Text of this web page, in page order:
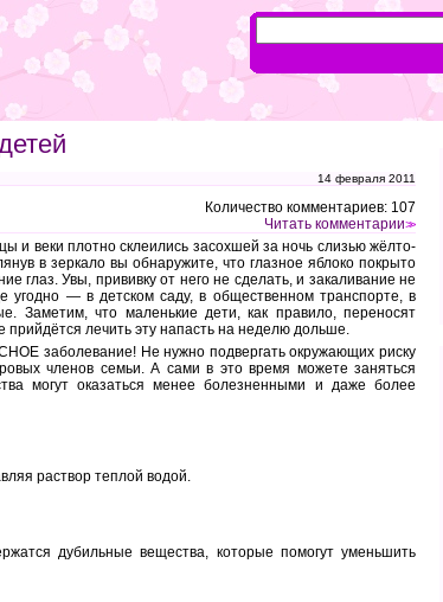
14 февраля 2011
Количество комментариев: 107
Читать комментарии>>
и веки плотно склеились засохшей за ночь слизью жёлто-
в зеркало вы обнаружите, что глазное яблоко покрыто
глаз. Увы, прививку от него не сделать, и закаливание не
угодно — в детском саду, в общественном транспорте, в
Заметим, что маленькие дети, как правило, переносят
прийдётся лечить эту напасть на неделю дольше.
заболевание! Не нужно подвергать окружающих риску
членов семьи. А сами в это время можете заняться
могут оказаться менее болезненными и даже более
раствор теплой водой.
дубильные вещества, которые помогут уменьшить